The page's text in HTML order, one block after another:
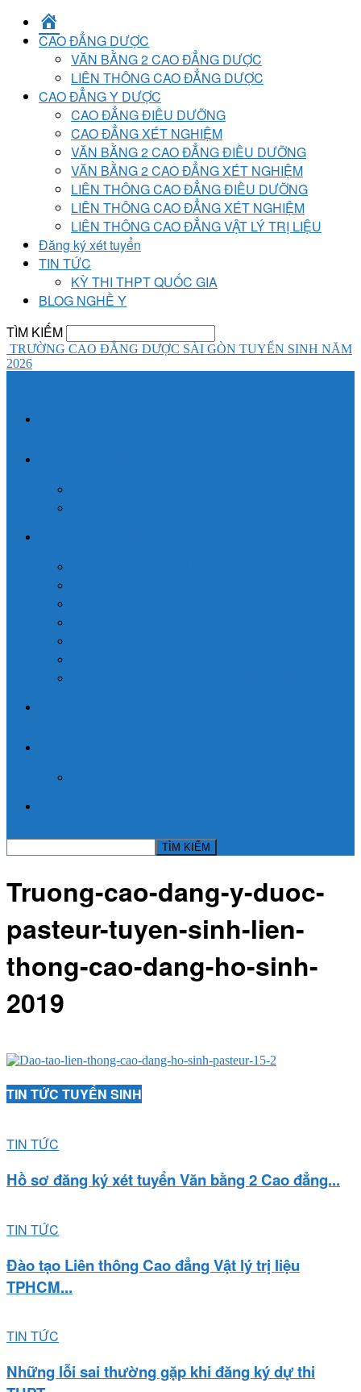
CHỦ
CAO ĐẲNG DƯỢC
VĂN BẰNG 2 CAO ĐẲNG DƯỢC
LIÊN THÔNG CAO ĐẲNG DƯỢC
CAO ĐẲNG Y DƯỢC
CAO ĐẲNG ĐIỀU DƯỠNG
CAO ĐẲNG XÉT NGHIỆM
VĂN BẰNG 2 CAO ĐẲNG ĐIỀU DƯỠNG
VĂN BẰNG 2 CAO ĐẲNG XÉT NGHIỆM
LIÊN THÔNG CAO ĐẲNG ĐIỀU DƯỠNG
LIÊN THÔNG CAO ĐẲNG XÉT NGHIỆM
LIÊN THÔNG CAO ĐẲNG VẬT LÝ TRỊ LIỆU
Đăng ký xét tuyển
TIN TỨC
KỲ THI THPT QUỐC GIA
BLOG NGHỀ Y
TÌM KIẾM
TRƯỜNG CAO ĐẲNG DƯỢC SÀI GÒN TUYỂN SINH NĂM
2026
Truong-cao-dang-y-duoc-
pasteur-tuyen-sinh-lien-
thong-cao-dang-ho-sinh-
2019
TIN TỨC TUYỂN SINH
TIN TỨC
Hồ sơ đăng ký xét tuyển Văn bằng 2 Cao đẳng...
TIN TỨC
Đào tạo Liên thông Cao đẳng Vật lý trị liệu
TPHCM...
TIN TỨC
Những lỗi sai thường gặp khi đăng ký dự thi